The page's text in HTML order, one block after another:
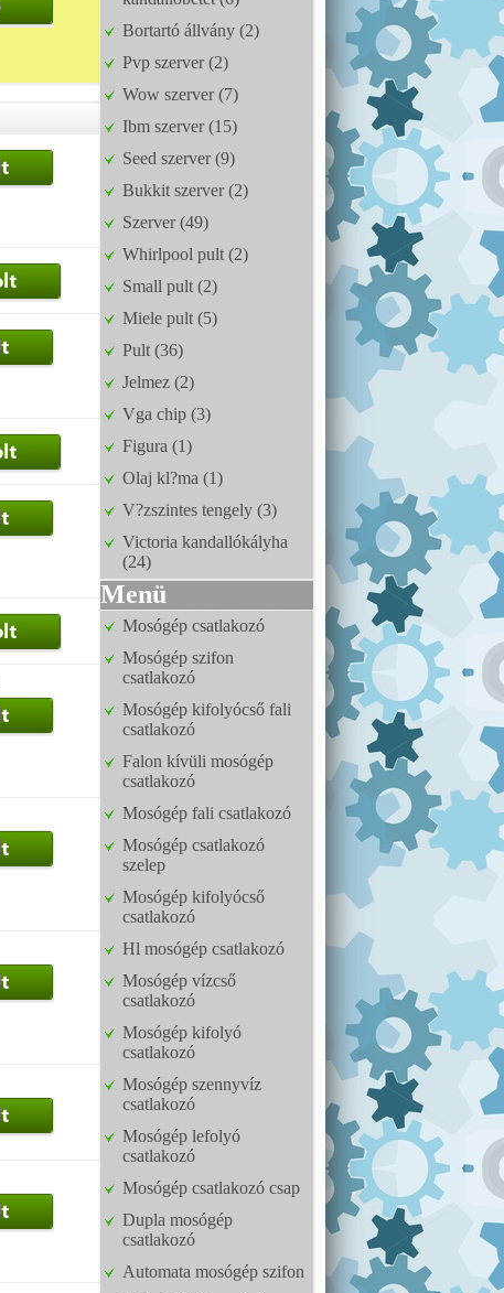
Bortartó állvány (2)
Pvp szerver (2)
Wow szerver (7)
Ibm szerver (15)
Seed szerver (9)
Bukkit szerver (2)
Szerver (49)
Whirlpool pult (2)
Small pult (2)
Miele pult (5)
Pult (36)
Jelmez (2)
Vga chip (3)
Figura (1)
Olaj kl?ma (1)
V?zszintes tengely (3)
Victoria kandallókályha
(24)
Menü
Mosógép csatlakozó
Mosógép szifon
csatlakozó
Mosógép kifolyócső fali
csatlakozó
Falon kívüli mosógép
csatlakozó
Mosógép fali csatlakozó
Mosógép csatlakozó
szelep
Mosógép kifolyócső
csatlakozó
Hl mosógép csatlakozó
Mosógép vízcső
csatlakozó
Mosógép kifolyó
csatlakozó
Mosógép szennyvíz
csatlakozó
Mosógép lefolyó
csatlakozó
Mosógép csatlakozó csap
Dupla mosógép
csatlakozó
Automata mosógép szifon